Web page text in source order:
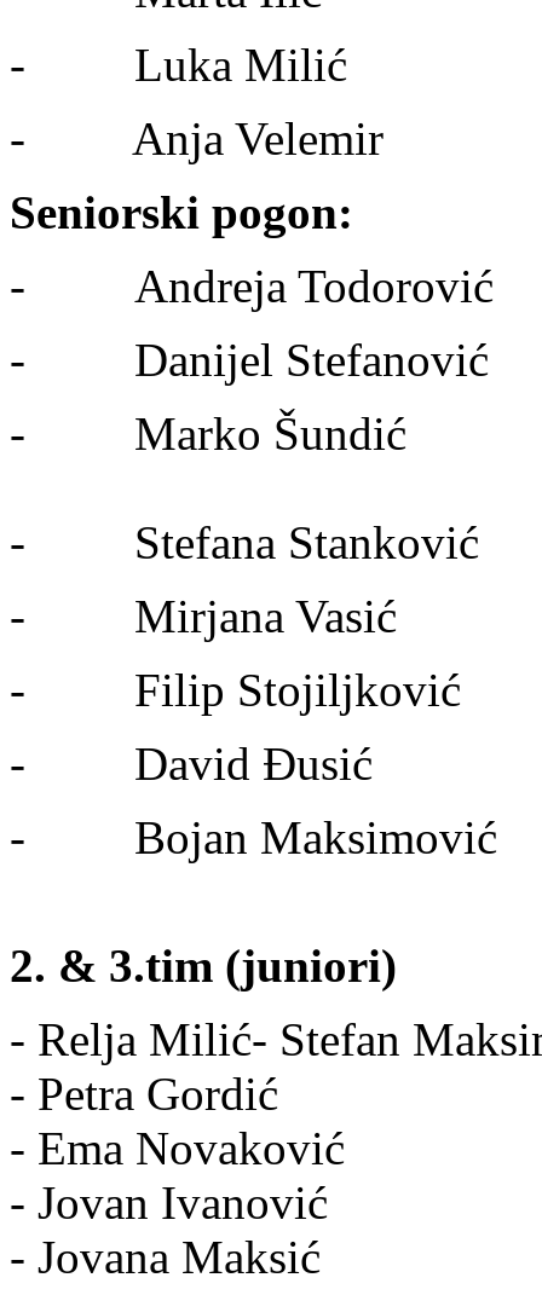
- Luka Milić
- Anja Velemir
Seniorski pogon:
- Andreja Todorović
- Danijel Stefanović
- Marko Šundić
- Stefana Stanković
- Mirjana Vasić
- Filip Stojiljković
- David Đusić
- Bojan Maksimović
2. & 3.tim (juniori)
- Relja Milić- Stefan
- Petra Gordić
- Ema Novaković
- Jovan Ivanović
- Jovana Maksić